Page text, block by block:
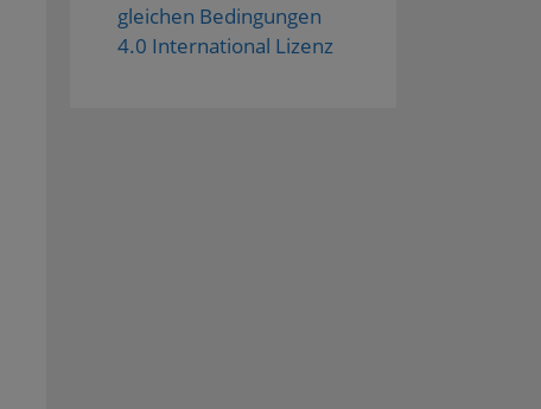
gleichen Bedingungen
4.0 International Lizenz